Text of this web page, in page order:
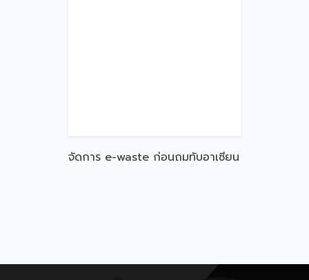
จัดการ e-waste ก่อนถมทับอาเซียน